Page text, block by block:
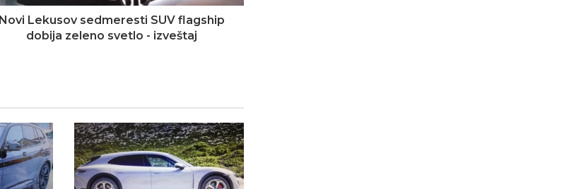
Novi Lekusov sedmeresti SUV flagship
dobija zeleno svetlo - izveštaj